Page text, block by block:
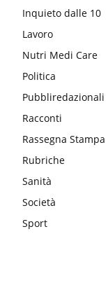
Inquieto dalle 10
Lavoro
Nutri Medi Care
Politica
Pubbliredazionali
Racconti
Rassegna Stampa
Rubriche
Sanità
Società
Sport